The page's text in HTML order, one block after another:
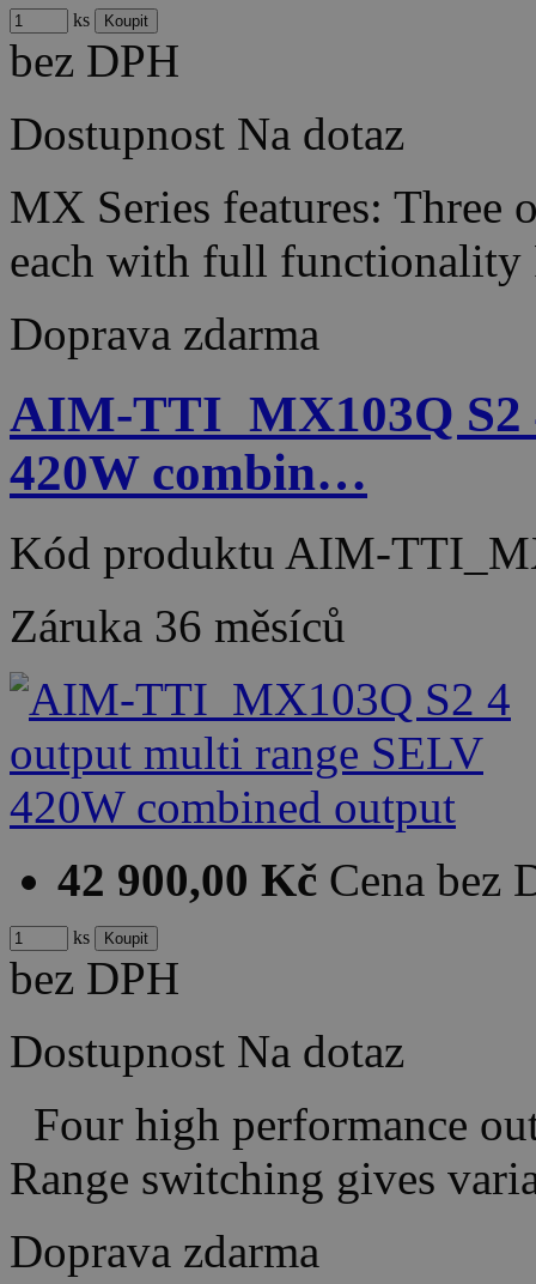
ks
bez DPH
Dostupnost Na dotaz
MX Series features: Three
each with full
Doprava zdarma
AIM-TTI_MX103Q S2
420W combin…
Kód produktu AIM-
Záruka 36 měsíců
42 900,00 Kč Cena bez
ks
bez DPH
Dostupnost Na dotaz
Four high performance
Range switching gives
Doprava zdarma